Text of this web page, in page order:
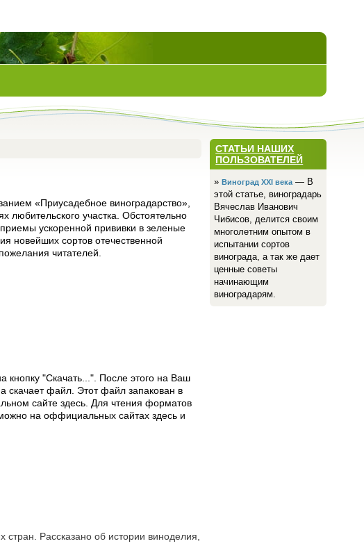
«Приусадебное виноградарство»,
любительского участка. Обстоятельно
ускоренной прививки в зеленые
новейших сортов отечественной
читателей.
кнопку "Скачать...". После этого на Ваш
скачает файл. Этот файл запакован в
сайте здесь. Для чтения форматов
на оффициальных сайтах здесь и
Рассказано об истории виноделия,
СТАТЬИ НАШИХ
ПОЛЬЗОВАТЕЛЕЙ
»Виноград ХХI века— В
этой статье, виноградарь
Вячеслав Иванович
Чибисов, делится своим
многолетним опытом в
испытании сортов
винограда, а так же дает
ценные советы
начинающим
виноградарям.